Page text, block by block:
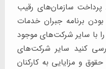
پرداخت سازمان‌های رقیب
بودن برنامه جبران خدمات
با سایر شرکت‌های موجود
کنید سایر شرکت‌های
و مزایایی به کارکنان